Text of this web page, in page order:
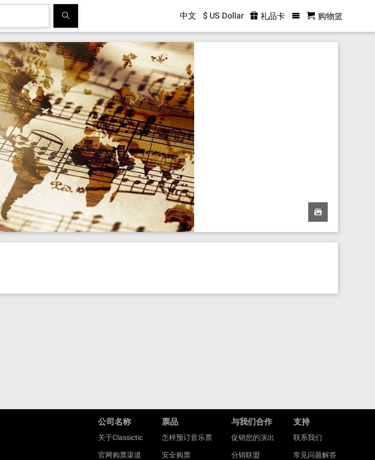
中文 $ US Dollar 礼品卡 购物篮
公司名称
关于Classictic
官网购票渠道
票品
怎样预订音乐票
安全购票
与我们合作
促销您的演出
分销联盟
支持
联系我们
常见问题解答